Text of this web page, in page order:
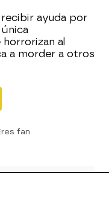
recibir ayuda por
al
a morder a otros
fan